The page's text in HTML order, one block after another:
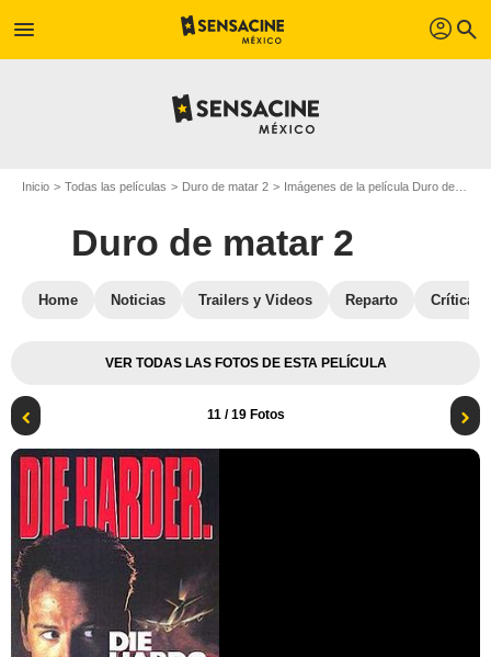
menu profil search
Inicio Todas las películas Duro de matar 2 Imágenes de la película Duro de matar 2
Duro de matar 2
Home Noticias Trailers y Videos Reparto Críticas
VER TODAS LAS FOTOS DE ESTA PELÍCULA
11/ 19 Fotos